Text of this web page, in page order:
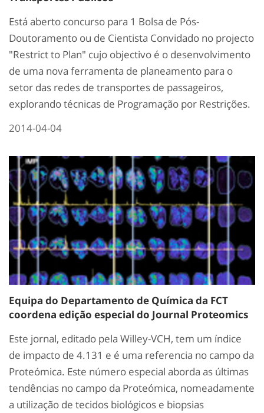
Está aberto concurso para 1 Bolsa de Pós-
Doutoramento ou de Cientista Convidado no projecto
"Restrict to Plan" cujo objectivo é o desenvolvimento
de uma nova ferramenta de planeamento para o
setor das redes de transportes de passageiros,
explorando técnicas de Programação por Restrições.
2014-04-04
Equipa do Departamento de Química da FCT
coordena edição especial do Journal Proteomics
Este jornal, editado pela Willey-VCH, tem um índice
de impacto de 4.131 e é uma referencia no campo da
Proteómica. Este número especial aborda as últimas
tendências no campo da Proteómica, nomeadamente
a utilização de tecidos biológicos e biopsias